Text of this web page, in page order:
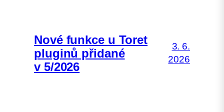
Nové funkce u Toret
pluginů přidané
v 5/2026
3. 6.
2026